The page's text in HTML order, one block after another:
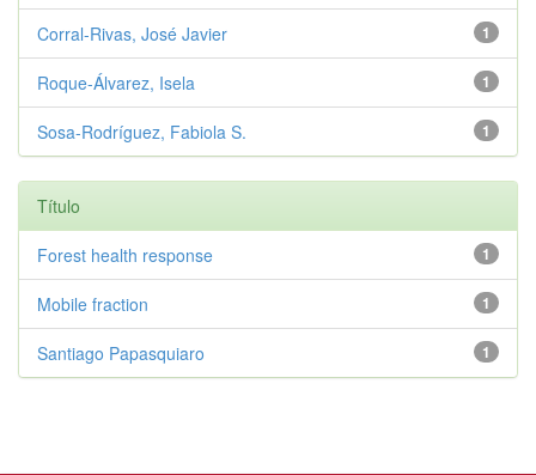
1
Corral-Rivas, José Javier
1
Roque-Álvarez, Isela
1
Sosa-Rodríguez, Fabiola S.
Título
1
Forest health response
1
Mobile fraction
1
Santiago Papasquiaro